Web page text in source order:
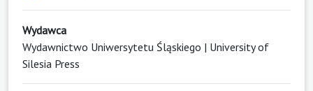
Wydawca
Wydawnictwo Uniwersytetu Śląskiego | University of
Silesia Press